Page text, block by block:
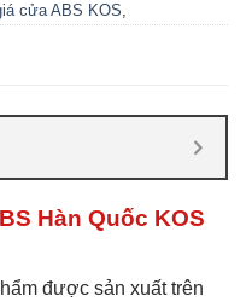
cửa ABS KOS,
Quốc là gì
Hàn Quốc
,Cửa nhựa ABS
Hàn Quốc KOS
được sản xuất trên